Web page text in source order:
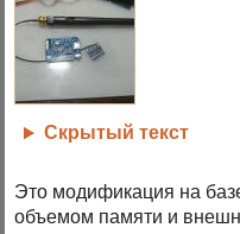
Скрытый текст
Это модификация на
объемом памяти и